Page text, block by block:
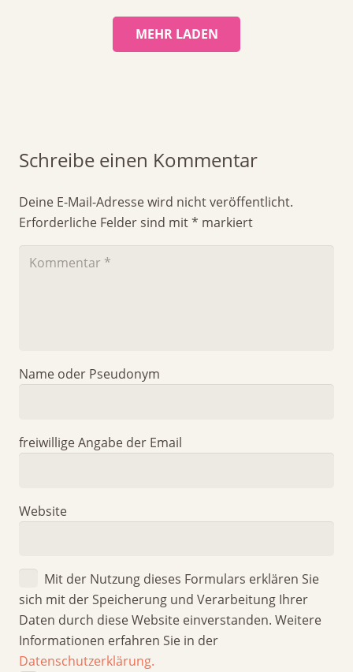
MEHR LADEN
Schreibe einen Kommentar
Deine E-Mail-Adresse wird nicht veröffentlicht.
Erforderliche Felder sind mit* markiert
Name oder Pseudonym
freiwillige Angabe der Email
Website
Mit der Nutzung dieses Formulars erklären Sie
sich mit der Speicherung und Verarbeitung Ihrer
Daten durch diese Website einverstanden. Weitere
Informationen erfahren Sie in der
Datenschutzerklärung.